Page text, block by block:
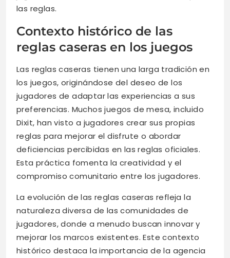
las reglas.
Contexto histórico de las
reglas caseras en los juegos
Las reglas caseras tienen una larga tradición en
los juegos, originándose del deseo de los
jugadores de adaptar las experiencias a sus
preferencias. Muchos juegos de mesa, incluido
Dixit, han visto a jugadores crear sus propias
reglas para mejorar el disfrute o abordar
deficiencias percibidas en las reglas oficiales.
Esta práctica fomenta la creatividad y el
compromiso comunitario entre los jugadores.
La evolución de las reglas caseras refleja la
naturaleza diversa de las comunidades de
jugadores, donde a menudo buscan innovar y
mejorar los marcos existentes. Este contexto
histórico destaca la importancia de la agencia